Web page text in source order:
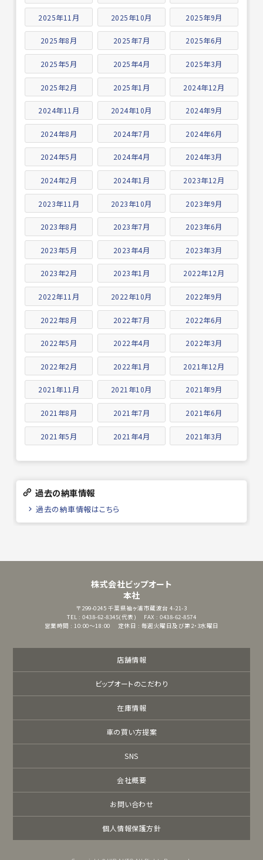
2025年11月 2025年10月 2025年9月
2025年8月 2025年7月 2025年6月
2025年5月 2025年4月 2025年3月
2025年2月 2025年1月 2024年12月
2024年11月 2024年10月 2024年9月
2024年8月 2024年7月 2024年6月
2024年5月 2024年4月 2024年3月
2024年2月 2024年1月 2023年12月
2023年11月 2023年10月 2023年9月
2023年8月 2023年7月 2023年6月
2023年5月 2023年4月 2023年3月
2023年2月 2023年1月 2022年12月
2022年11月 2022年10月 2022年9月
2022年8月 2022年7月 2022年6月
2022年5月 2022年4月 2022年3月
2022年2月 2022年1月 2021年12月
2021年11月 2021年10月 2021年9月
2021年8月 2021年7月 2021年6月
2021年5月 2021年4月 2021年3月
過去の納車情報
過去の納車情報はこちら
株式会社ビップオート
本社
〒299-0245 千葉県袖ヶ浦市蔵波台 4-21-3
TEL : 0438-62-8345(代表)
FAX : 0438-62-8574
営業時間 : 10:00～18:00
定休日 : 毎週火曜日及び第2・3水曜日
店舗情報
ビップオートのこだわり
在庫情報
車の買い方提案
SNS
会社概要
お問い合わせ
個人情報保護方針